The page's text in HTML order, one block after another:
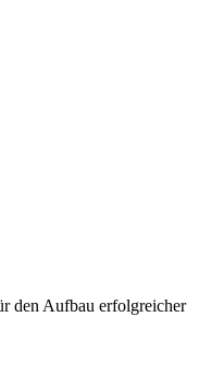
den Aufbau erfolgreicher